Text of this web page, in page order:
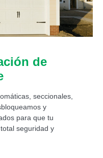
de
seccionales,
y
para que tu
seguridad y